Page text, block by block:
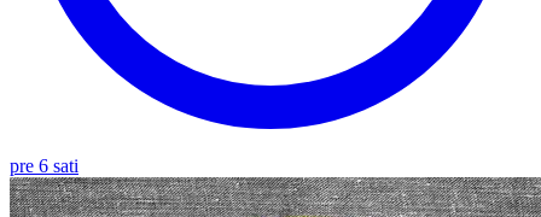
pre 6 sati